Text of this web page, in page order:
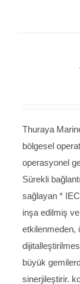
Thuraya
bölgesel
operasyonel
Sürekli
sağlayan *
inşa edilmiş
etkilenmeden,
büyük
sinerjileştirir.